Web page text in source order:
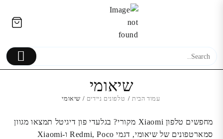
שיאומי
עמוד הבית/ טלפונים ניידים / שיאומי
מחפשים טלפון Xiaomi מקורי? בגלעדי פון דיגיטל תמצאו מגוון
סמארטפונים של שיאומי, דגמי Redmi, Poco ו-Xiaomi
חצובה מקצועית